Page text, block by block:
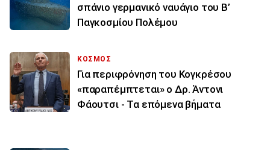
σπάνιο γερμανικό ναυάγιο του Β’
Παγκοσμίου Πολέμου
ΚΟΣΜΟΣ
Για περιφρόνηση του Κογκρέσου
«παραπέμπτεται» ο Δρ. Άντονι
Φάουτσι - Τα επόμενα βήματα